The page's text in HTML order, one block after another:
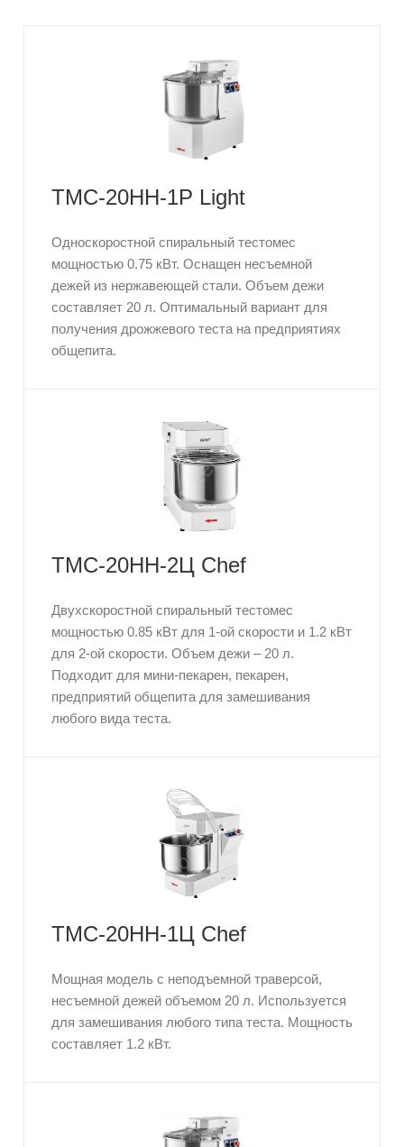
ТМС-20НН-1Р Light
Односкоростной спиральный тестомес
мощностью 0.75 кВт. Оснащен несъемной
дежей из нержавеющей стали. Объем дежи
составляет 20 л. Оптимальный вариант для
получения дрожжевого теста на предприятиях
общепита.
ТМС-20НН-2Ц Chef
Двухскоростной спиральный тестомес
мощностью 0.85 кВт для 1-ой скорости и 1.2 кВт
для 2-ой скорости. Объем дежи – 20 л.
Подходит для мини-пекарен, пекарен,
предприятий общепита для замешивания
любого вида теста.
ТМС-20НН-1Ц Chef
Мощная модель с неподъемной траверсой,
несъемной дежей объемом 20 л. Используется
для замешивания любого типа теста. Мощность
составляет 1.2 кВт.